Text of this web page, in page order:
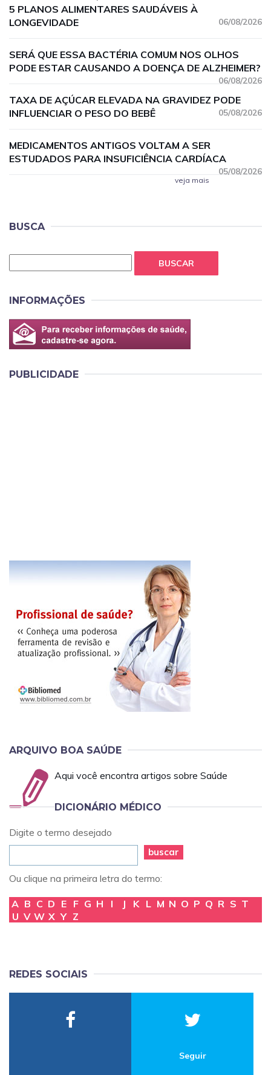
5 PLANOS ALIMENTARES SAUDÁVEIS À
LONGEVIDADE
06/08/2026
SERÁ QUE ESSA BACTÉRIA COMUM NOS OLHOS
PODE ESTAR CAUSANDO A DOENÇA DE ALZHEIMER?
06/08/2026
TAXA DE AÇÚCAR ELEVADA NA GRAVIDEZ PODE
INFLUENCIAR O PESO DO BEBÊ
05/08/2026
MEDICAMENTOS ANTIGOS VOLTAM A SER
ESTUDADOS PARA INSUFICIÊNCIA CARDÍACA
05/08/2026
veja mais
BUSCA
BUSCAR
INFORMAÇÕES
PUBLICIDADE
ARQUIVO BOA SAÚDE
Aqui você encontra artigos sobre Saúde
DICIONÁRIO MÉDICO
Digite o termo desejado
buscar
Ou clique na primeira letra do termo:
A B C D E F G H I J K L M N O P Q R S T
U V W X Y Z
REDES SOCIAIS
Seguir